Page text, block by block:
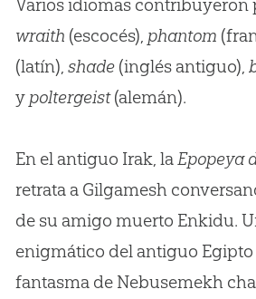
Varios idiomas contribuyeron
wraith (escocés), phantom
(latín), shade(inglés antiguo),
y poltergeist(alemán).
En el antiguo Irak, laEpopeya
retrata a Gilgamesh
de su amigo muerto Enkidu.
enigmático del antiguo Egipto
fantasma de Nebusemekh